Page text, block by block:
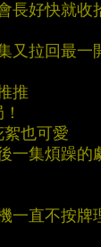
長好快就收
又拉回最一
推
也可愛
一集煩躁的
一直不按牌